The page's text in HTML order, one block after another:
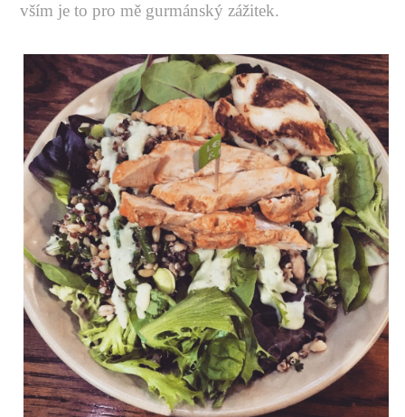
vším je to pro mě gurmánský zážitek.